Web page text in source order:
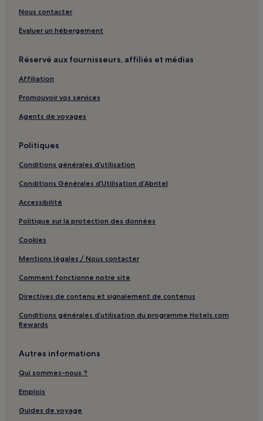
Nous contacter
Évaluer un hébergement
Réservé aux fournisseurs, affiliés et médias
Affiliation
Promouvoir vos services
Agents de voyages
Politiques
Conditions générales d’utilisation
Conditions Générales d’Utilisation d’Abritel
Accessibilité
Politique sur la protection des données
Cookies
Mentions légales / Nous contacter
Comment fonctionne notre site
Directives de contenu et signalement de contenus
Conditions générales d’utilisation du programme Hotels.com
Rewards
Autres informations
Qui sommes-nous ?
Emplois
Guides de voyage